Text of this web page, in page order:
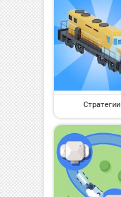
Стратегии